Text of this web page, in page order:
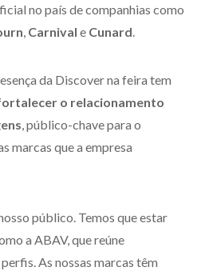
no país de companhias como
Carnival e Cunard
da Discover na feira tem
o relacionamento
, público-chave para o
marcas que a empresa
público. Temos que estar
a ABAV, que reúne
As nossas marcas têm